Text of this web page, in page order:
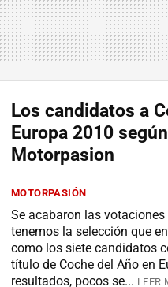
Los candidatos a
Europa 2010
Motorpasion
MOTORPASIÓN
Se acabaron las
tenemos la selección que
como los siete candidatos
título de Coche del Año en
resultados, pocos se... LEER